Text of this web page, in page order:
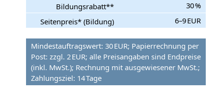
30 %
6–9 EUR
Mindestauftragswert: 30 EUR; Papierrechnung per
Post: zzgl. 2 EUR; alle Preisangaben sind Endpreise
(inkl. MwSt.); Rechnung mit ausgewiesener MwSt.;
Zahlungsziel: 14 Tage